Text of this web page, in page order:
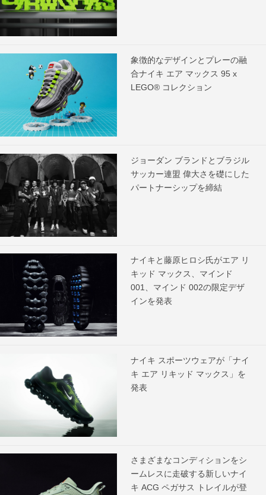
象徴的なデザインとプレーの融
合ナイキ エア マックス 95 x
LEGO® コレクション
ジョーダン ブランドとブラジル
サッカー連盟 偉大さを礎にした
パートナーシップを締結
ナイキと藤原ヒロシ氏がエア リ
キッド マックス、マインド
001、マインド 002の限定デザ
インを発表
ナイキ スポーツウェアが「ナイ
キ エア リキッド マックス」を
発表
さまざまなコンディションをシ
ームレスに走破する新しいナイ
キ ACG ペガサス トレイルが登